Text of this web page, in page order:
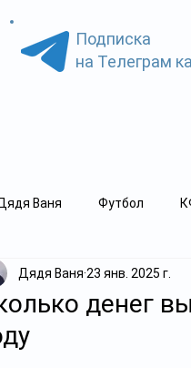
Подписка
на Телеграм
Ваня Футбол
денег
Дядя Ваня 23 янв. 2025 г.